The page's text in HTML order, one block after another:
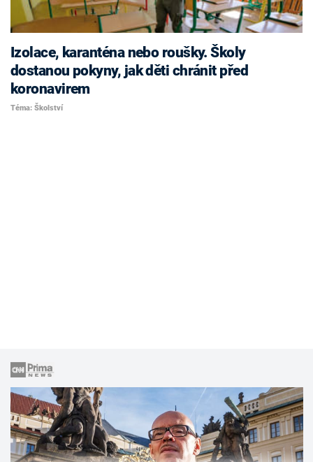
Izolace, karanténa nebo roušky. Školy
dostanou pokyny, jak děti chránit před
koronavirem
Téma: Školství